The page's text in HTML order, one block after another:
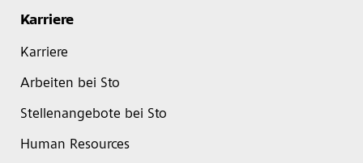
Karriere
Karriere
Arbeiten bei Sto
Stellenangebote bei Sto
Human Resources